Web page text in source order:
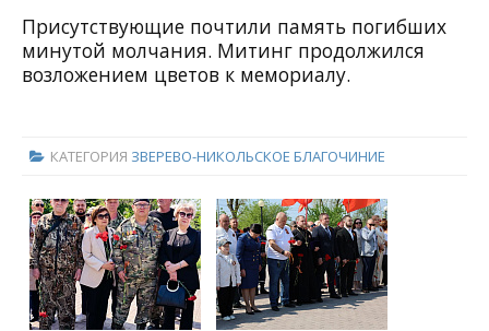
Присутствующие почтили память погибших
минутой молчания. Митинг продолжился
возложением цветов к мемориалу.
КАТЕГОРИЯ ЗВЕРЕВО-НИКОЛЬСКОЕ БЛАГОЧИНИЕ